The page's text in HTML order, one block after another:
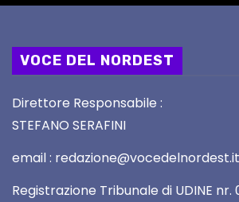
VOCE DEL NORDEST
Direttore Responsabile :
STEFANO SERAFINI
email : redazione@vocedelnordest.it
Registrazione Tribunale di UDINE nr.